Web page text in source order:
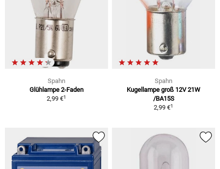
Spahn
Glühlampe 2-Faden
2,99 €1
Spahn
Kugellampe groß 12V 21W
/BA15S
2,99 €1